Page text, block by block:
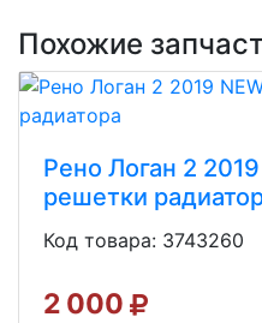
Похожие
Рено Логан 2
решетки
Код товара: 3743260
2 000